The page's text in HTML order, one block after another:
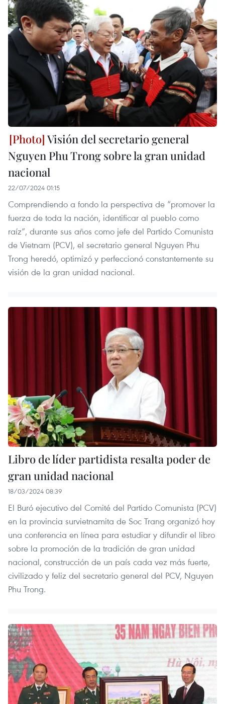
Visión del secretario general
Nguyen Phu Trong sobre la gran unidad
nacional
22/07/2024 01:15
Comprendiendo a fondo la perspectiva de “promover la
fuerza de toda la nación, identificar al pueblo como
raíz”, durante sus años como jefe del Partido Comunista
de Vietnam (PCV), el secretario general Nguyen Phu
Trong heredó, optimizó y perfeccionó constantemente su
visión de la gran unidad nacional.
Libro de líder partidista resalta poder de
gran unidad nacional
18/03/2024 08:39
El Buró ejecutivo del Comité del Partido Comunista (PCV)
en la provincia survietnamita de Soc Trang organizó hoy
una conferencia en línea para estudiar y difundir el libro
sobre la promoción de la tradición de gran unidad
nacional, construcción de un país cada vez más fuerte,
civilizado y feliz del secretario general del PCV, Nguyen
Phu Trong.